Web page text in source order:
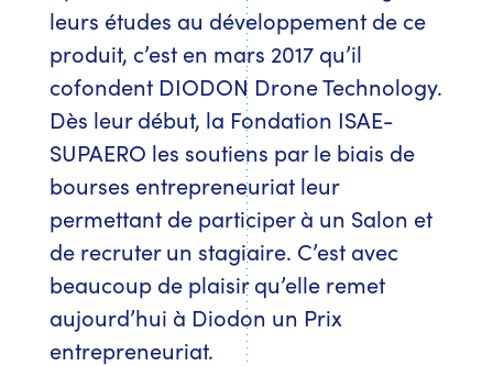
leurs études au développement de ce
produit, c’est en mars 2017 qu’il
cofondent DIODON Drone Technology.
Dès leur début, la Fondation ISAE-
SUPAERO les soutiens par le biais de
bourses entrepreneuriat leur
permettant de participer à un Salon et
de recruter un stagiaire. C’est avec
beaucoup de plaisir qu’elle remet
aujourd’hui à Diodon un Prix
entrepreneuriat.